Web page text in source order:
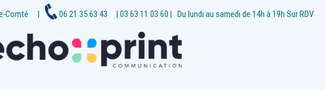
Comté | 06 21 35 63 43 | 03 63 11 03 60 | Du lundi au samedi de 14h à 19h Sur RDV